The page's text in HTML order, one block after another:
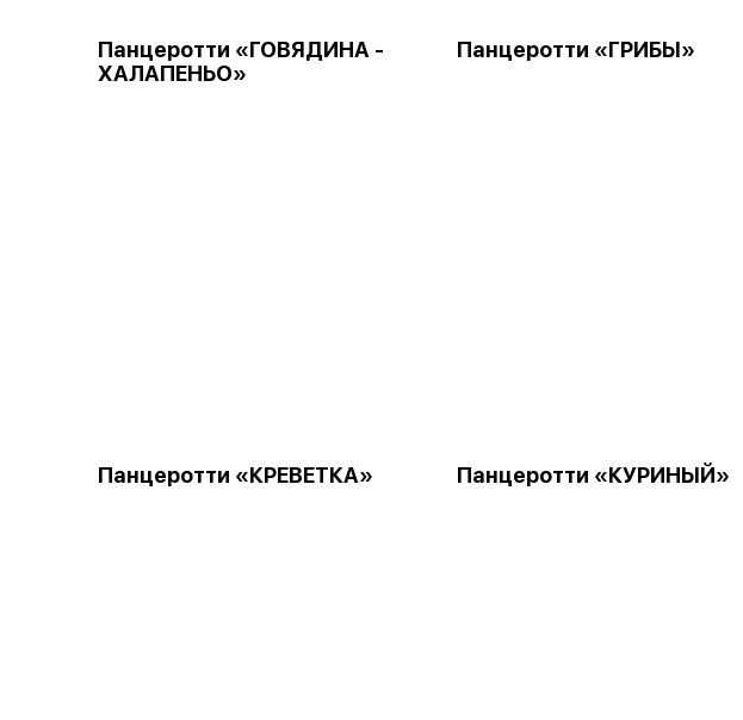
Панцеротти «ГОВЯДИНА -
ХАЛАПЕНЬО»
Панцеротти «ГРИБЫ»
Панцеротти «КРЕВЕТКА» Панцеротти «КУРИНЫЙ»